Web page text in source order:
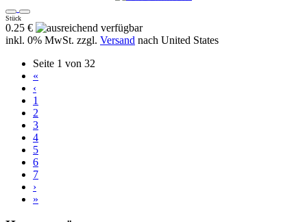
Stück
0.25 €
inkl. 0% MwSt. zzgl. Versand nach United States
Seite 1 von 32
«
‹
1
2
3
4
5
6
7
›
»